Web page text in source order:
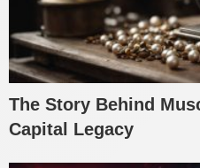
The Story Behind
Capital Legacy